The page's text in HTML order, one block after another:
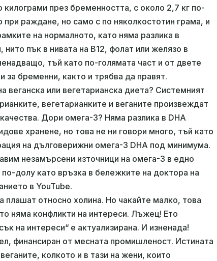
килограми през бременността, с около 2,7 кг по-
при раждане, но само с по няколкостотин грама, и
на нормалното, като няма разлика в
пък в нивата на B12, фолат или желязо в
тъй като по-голямата част и от двете
за бременни, както и трябва да правят.
веганска или вегетарианска диета? Системният
вегетарианките и веганите произвеждат
Дори омега-3? Няма разлика в DHA
хранене, но това не ни говори много, тъй като
на дълговерижни омега-3 DHA под минимума.
незамърсени източници на омега-3 в едно
долу като връзка в бележките на доктора на
в YouTube.
плашат относно холина. Но чакайте малко, това
няма конфликти на интереси. Лъжец! Ето
на интереси“ е актуализирана. И изненада!
финансиран от месната промишленост. Истината
колкото и в тази на жени, които